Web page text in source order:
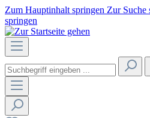
Zum Hauptinhalt springen Zur Suche
springen